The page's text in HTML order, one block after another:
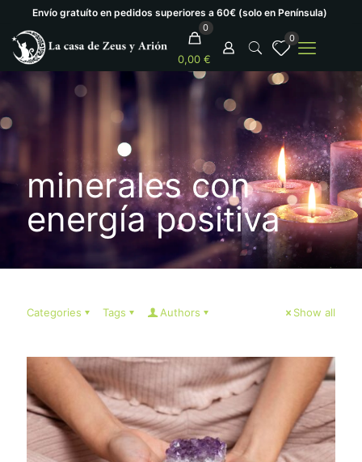
Envío gratuíto en pedidos superiores a 60€ (solo en Península)
0
0,00 €
0
minerales con
energía positiva
Categories Tags Authors Show all